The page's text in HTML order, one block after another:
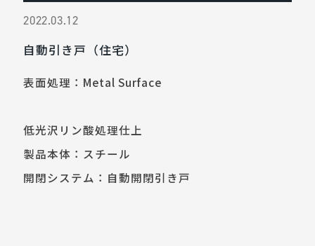
2022.03.12
自動引き戸（住宅）
表面処理：Metal Surface
低光沢リン酸処理仕上
製品本体：スチール
開閉システム：自動開閉引き戸